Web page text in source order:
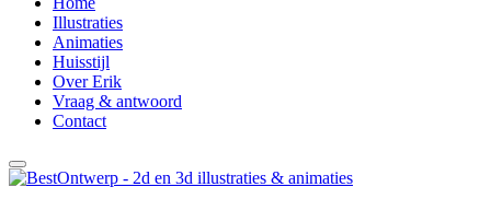
Illustraties
Animaties
Huisstijl
Over Erik
Vraag & antwoord
Contact